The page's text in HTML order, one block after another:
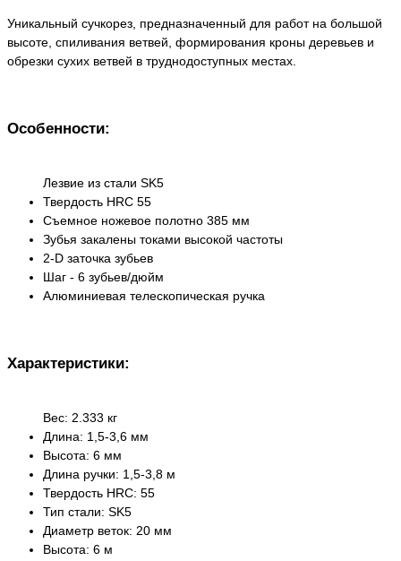
Уникальный сучкорез, предназначенный для работ на большой
высоте, спиливания ветвей, формирования кроны деревьев и
обрезки сухих ветвей в труднодоступных местах.
Особенности:
Лезвие из стали SK5
Твердость HRC 55
Съемное ножевое полотно 385 мм
Зубья закалены токами высокой частоты
2-D заточка зубьев
Шаг - 6 зубьев/дюйм
Алюминиевая телескопическая ручка
Характеристики:
Вес: 2.333 кг
Длина: 1,5-3,6 мм
Высота: 6 мм
Длина ручки: 1,5-3,8 м
Твердость HRC: 55
Тип стали: SK5
Диаметр веток: 20 мм
Высота: 6 м